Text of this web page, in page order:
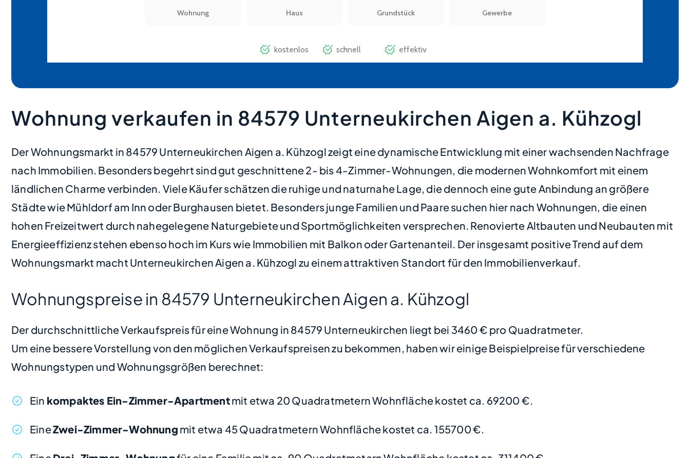
Wohnung verkaufen in 84579 Unterneukirchen Aigen a. Kühzogl
Der Wohnungsmarkt in 84579 Unterneukirchen Aigen a. Kühzogl zeigt eine dynamische Entwicklung mit einer wachsenden Nachfrage
nach Immobilien. Besonders begehrt sind gut geschnittene 2- bis 4-Zimmer-Wohnungen, die modernen Wohnkomfort mit einem
ländlichen Charme verbinden. Viele Käufer schätzen die ruhige und naturnahe Lage, die dennoch eine gute Anbindung an größere
Städte wie Mühldorf am Inn oder Burghausen bietet. Besonders junge Familien und Paare suchen hier nach Wohnungen, die einen
hohen Freizeitwert durch nahegelegene Naturgebiete und Sportmöglichkeiten versprechen. Renovierte Altbauten und Neubauten mit
Energieeffizienz stehen ebenso hoch im Kurs wie Immobilien mit Balkon oder Gartenanteil. Der insgesamt positive Trend auf dem
Wohnungsmarkt macht Unterneukirchen Aigen a. Kühzogl zu einem attraktiven Standort für den Immobilienverkauf.
Wohnungspreise in 84579 Unterneukirchen Aigen a. Kühzogl
Der durchschnittliche Verkaufspreis für eine Wohnung in 84579 Unterneukirchen liegt bei 3460 € pro Quadratmeter.
Um eine bessere Vorstellung von den möglichen Verkaufspreisen zu bekommen, haben wir einige Beispielpreise für verschiedene
Wohnungstypen und Wohnungsgrößen berechnet:
Ein kompaktes Ein-Zimmer-Apartmentmit etwa 20 Quadratmetern Wohnfläche kostet ca. 69200 €.
EineZwei-Zimmer-Wohnung mit etwa 45 Quadratmetern Wohnfläche kostet ca. 155700 €.